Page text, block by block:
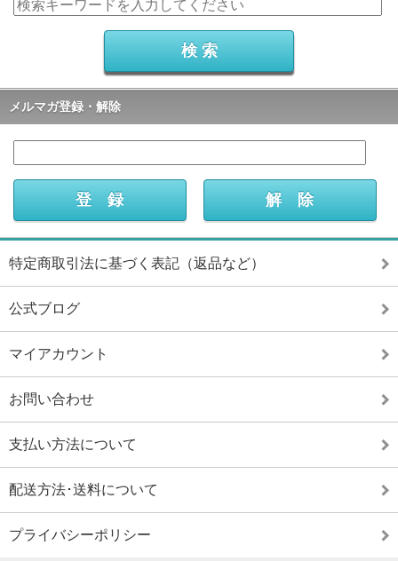
メルマガ登録・解除
特定商取引法に基づく表記（返品など）
公式ブログ
マイアカウント
お問い合わせ
支払い方法について
配送方法･送料について
プライバシーポリシー